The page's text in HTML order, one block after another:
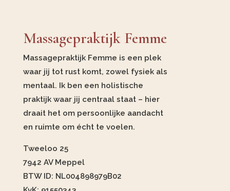
Massagepraktijk Femme
Massagepraktijk Femme is een plek
waar jij tot rust komt, zowel fysiek als
mentaal. Ik ben een holistische
praktijk waar jij centraal staat – hier
draait het om persoonlijke aandacht
en ruimte om écht te voelen.
Tweeloo 25
7942 AV Meppel
BTW ID: NL004898979B02